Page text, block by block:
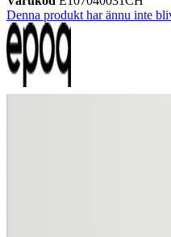
Denna produkt har ännu inte